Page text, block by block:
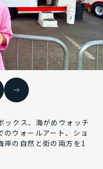
ックス、海がめウォッチ
のウォールアート、ショ
岸の自然と街の両方を1